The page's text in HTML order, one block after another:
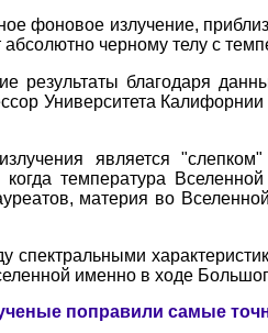
фоновое излучение,
черному телу с
результаты благодаря
Университета
является
температура
материя во
именно в ходе
поправили самые